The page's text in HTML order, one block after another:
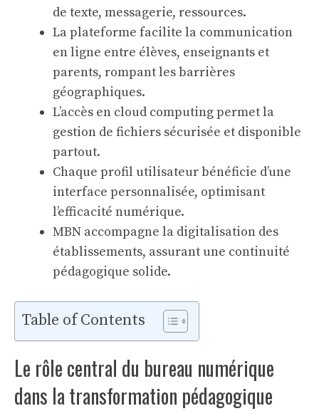
de texte, messagerie, ressources.
La plateforme facilite la communication
en ligne entre élèves, enseignants et
parents, rompant les barrières
géographiques.
L’accès en cloud computing permet la
gestion de fichiers sécurisée et disponible
partout.
Chaque profil utilisateur bénéficie d’une
interface personnalisée, optimisant
l’efficacité numérique.
MBN accompagne la digitalisation des
établissements, assurant une continuité
pédagogique solide.
Table of Contents
Le rôle central du bureau numérique
dans la transformation pédagogique